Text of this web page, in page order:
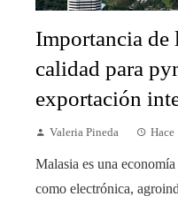
Importancia
calidad para
exportación
Valeria Pineda Hace
Malasia es una
como electrónica,